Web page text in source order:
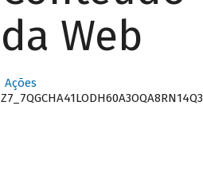
da Web
Ações
Z7_7QGCHA41LODH60A3OQA8RN14Q3